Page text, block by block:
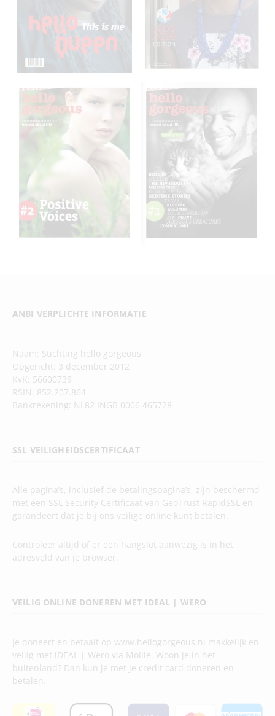
ANBI VERPLICHTE INFORMATIE
Naam: Stichting hello gorgeous
Opgericht: 3 december 2012
KvK: 56600739
RSIN: 852.207.864
Bankrekening: NL82 INGB 0006 465728
SSL VEILIGHEIDSCERTIFICAAT
Alle pagina’s, inclusief de betalingspagina’s, zijn beschermd
met een SSL Security Certificaat van GeoTrust RapidSSL en
garandeert dat je bij ons veilige online kunt betalen.
Controleer altijd of er een hangslot aanwezig is in het
adresveld van je browser.
VEILIG ONLINE DONEREN MET IDEAL | WERO
Je doneert en betaalt op www.hellogorgeous.nl makkelijk en
veilig met iDEAL | Wero via Mollie. Woon je in het
buitenland? Dan kun je met je credit card doneren en
betalen.